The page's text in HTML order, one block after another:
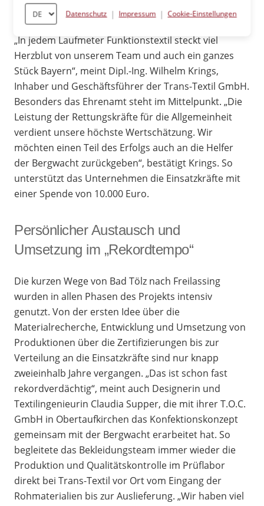
an die ehrenamtlichen Helfer
„In jedem Laufmeter Funktionstextil steckt viel
Herzblut von unserem Team und auch ein ganzes
Stück Bayern“, meint Dipl.-Ing. Wilhelm Krings,
Inhaber und Geschäftsführer der Trans-Textil GmbH.
Besonders das Ehrenamt steht im Mittelpunkt. „Die
Leistung der Rettungskräfte für die Allgemeinheit
verdient unsere höchste Wertschätzung. Wir
möchten einen Teil des Erfolgs auch an die Helfer
der Bergwacht zurückgeben“, bestätigt Krings. So
unterstützt das Unternehmen die Einsatzkräfte mit
einer Spende von 10.000 Euro.
Persönlicher Austausch und
Umsetzung im „Rekordtempo“
Die kurzen Wege von Bad Tölz nach Freilassing
wurden in allen Phasen des Projekts intensiv
genutzt. Von der ersten Idee über die
Materialrecherche, Entwicklung und Umsetzung von
Produktionen über die Zertifizierungen bis zur
Verteilung an die Einsatzkräfte sind nur knapp
zweieinhalb Jahre vergangen. „Das ist schon fast
rekordverdächtig“, meint auch Designerin und
Textilingenieurin Claudia Supper, die mit ihrer T.O.C.
GmbH in Obertaufkirchen das Konfektionskonzept
gemeinsam mit der Bergwacht erarbeitet hat. So
begleitete das Bekleidungsteam immer wieder die
Produktion und Qualitätskontrolle im Prüflabor
direkt bei Trans-Textil vor Ort vom Eingang der
Rohmaterialien bis zur Auslieferung. „Wir haben viel
Datenschutz | Impressum | Cookie-Einstellungen